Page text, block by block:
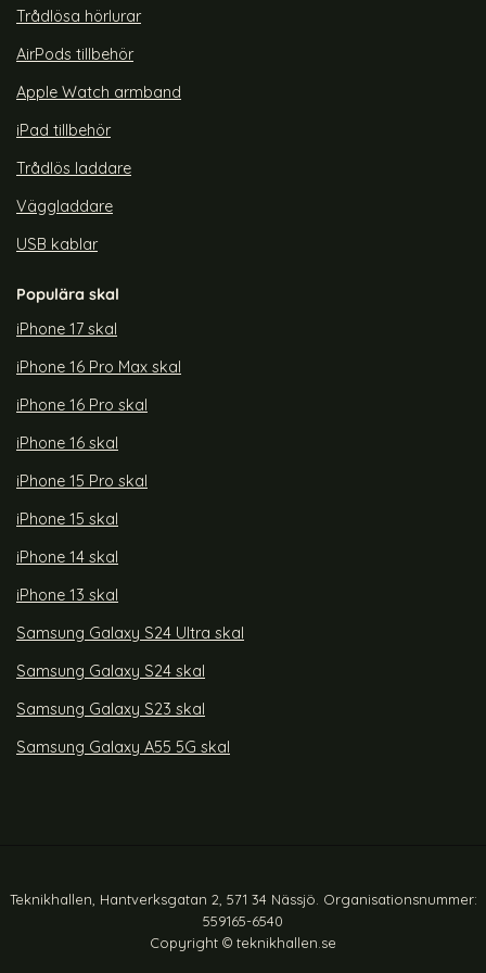
Trådlösa hörlurar
AirPods tillbehör
Apple Watch armband
iPad tillbehör
Trådlös laddare
Väggladdare
USB kablar
Populära skal
iPhone 17 skal
iPhone 16 Pro Max skal
iPhone 16 Pro skal
iPhone 16 skal
iPhone 15 Pro skal
iPhone 15 skal
iPhone 14 skal
iPhone 13 skal
Samsung Galaxy S24 Ultra skal
Samsung Galaxy S24 skal
Samsung Galaxy S23 skal
Samsung Galaxy A55 5G skal
Teknikhallen, Hantverksgatan 2, 571 34 Nässjö. Organisationsnummer:
559165-6540
Copyright © teknikhallen.se